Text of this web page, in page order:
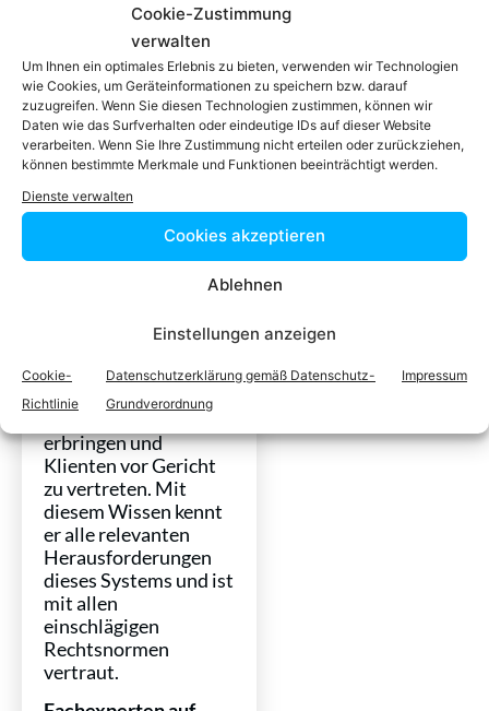
Cookie-Zustimmung
verwalten
Um Ihnen ein optimales Erlebnis zu bieten, verwenden wir Technologien
wie Cookies, um Geräteinformationen zu speichern bzw. darauf
zuzugreifen. Wenn Sie diesen Technologien zustimmen, können wir
Daten wie das Surfverhalten oder eindeutige IDs auf dieser Website
verarbeiten. Wenn Sie Ihre Zustimmung nicht erteilen oder zurückziehen,
können bestimmte Merkmale und Funktionen beeinträchtigt werden.
Dienste verwalten
Cookies akzeptieren
Ablehnen
Einstellungen anzeigen
Cookie-
Richtlinie
Datenschutzerklärung gemäß Datenschutz-
Grundverordnung
Impressum
Einfach in 3
Schritten einen
Anwalt finden,
der auf Ihr
Rechtsproblem
spezialisiert ist
Ein zugelassener
Anwalt / eine
zugelassen Anwältin
ist dafür da, über
Rechtsfragen zu
beraten und Klienten
vertreten. Es ist seine
Dienstleistungen im
Bereich der
Rechtsberatung zu
erbringen und
Klienten vor Gericht
zu vertreten. Mit
diesem Wissen kennt
er alle relevanten
Herausforderungen
dieses Systems und ist
mit allen
einschlägigen
Rechtsnormen
vertraut.